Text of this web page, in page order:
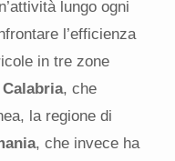
lungo ogni
l’efficienza
in tre zone
Calabria, che
la regione di
, che invece ha